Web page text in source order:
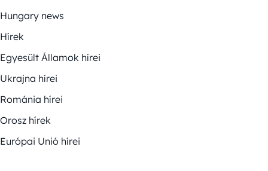
Hungary news
Hírek
Egyesült Államok hírei
Ukrajna hírei
Románia hírei
Orosz hírek
Európai Unió hírei